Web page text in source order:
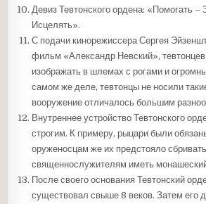
Девиз Тевтонского ордена: «Помогать
Исцелять».
С подачи кинорежиссера Сергея
фильм «Александр Невский»,
изображать в шлемах с рогами и
самом же деле, тевтонцы не носили
вооружение отличалось большим
Внутреннее устройство Тевтонского
строгим. К примеру, рыцари были
оруженосцам же их предстояло
священнослужителям иметь
После своего основания Тевтонский
существовал свыше 8 веков. Затем его